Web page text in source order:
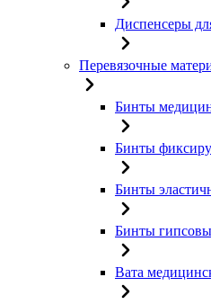
Диспенсеры
Перевязочные
Бинты
Бинты
Бинты
Бинты
Вата